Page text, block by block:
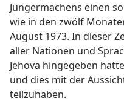
Jüngermachens einen
wie in den zwölf
August 1973. In dieser
aller Nationen und
Jehova hingegeben
und dies mit der
teilzuhaben.